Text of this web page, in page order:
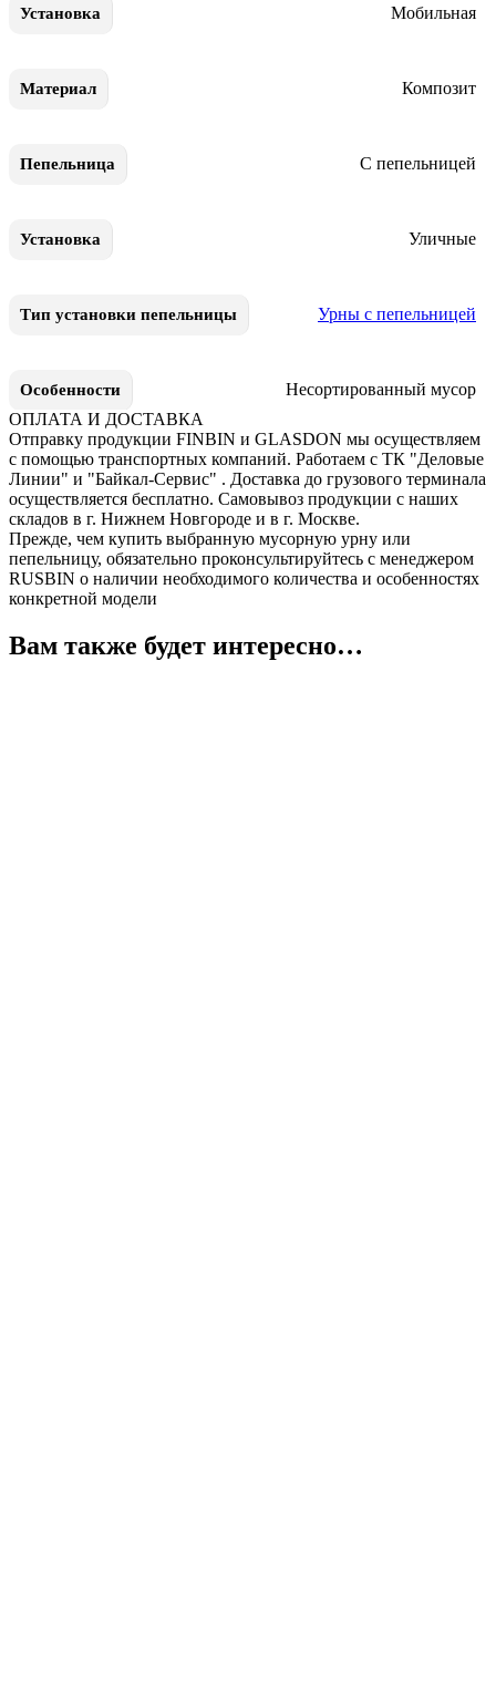
Установка Мобильная
Материал Композит
Пепельница С пепельницей
Установка Уличные
Тип установки пепельницы Урны с пепельницей
Особенности
Несортированный мусор
ОПЛАТА И ДОСТАВКА
Отправку продукции FINBIN и GLASDON мы осуществляем
с помощью транспортных компаний. Работаем с ТК "Деловые
Линии" и "Байкал-Сервис" . Доставка до грузового терминала
осуществляется бесплатно. Самовывоз продукции с наших
складов в г. Нижнем Новгороде и в г. Москве.
Прежде, чем купить выбранную мусорную урну или
пепельницу, обязательно проконсультируйтесь с менеджером
RUSBIN о наличии необходимого количества и особенностях
конкретной модели
Вам также будет интересно…